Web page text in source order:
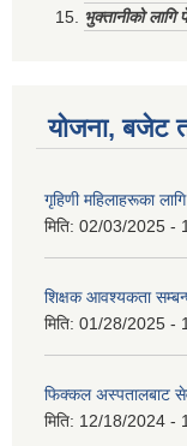
भुक्तानीको
योजना, बजेट
गृहिणी महिलाहरूका
मिति: 02/03/2025 -
शिक्षक आवश्यकता
मिति: 01/28/2025 -
फिक्कल अस्पतालबाट
मिति: 12/18/2024 -